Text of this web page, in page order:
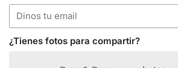
¿Tienes fotos para compartir?